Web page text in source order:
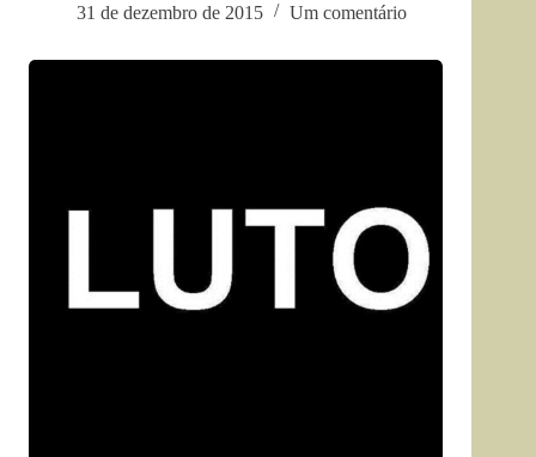
31 de dezembro de 2015
Um comentário